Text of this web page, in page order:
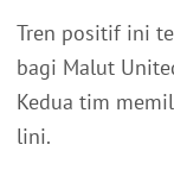
Tren positif ini
bagi Malut
Kedua tim
lini.